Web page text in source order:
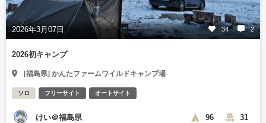
2026年3月07日 34 2
2026初キャンプ
[福島県] かんたファームワイルドキャンプ場
ソロ フリーサイト オートサイト
けい＠福島県 96 31